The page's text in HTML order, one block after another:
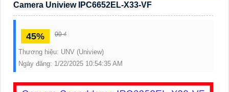
Camera Uniview IPC6652EL-X33-VF
45% 00 ₫
Thương hiệu: UNV (Uniview)
Ngày đăng: 1/22/2025 10:54:35 AM